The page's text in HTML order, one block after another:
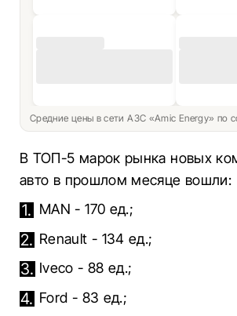
Средние цены в сети АЗС «Amic Energy» по
В ТОП-5 марок рынка новых
авто в прошлом месяце вошли:
MAN - 170 ед.;
Renault - 134 ед.;
Iveco - 88 ед.;
Ford - 83 ед.;